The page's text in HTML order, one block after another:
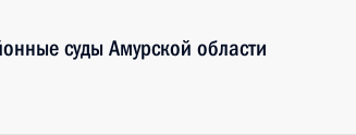
суды Амурской области